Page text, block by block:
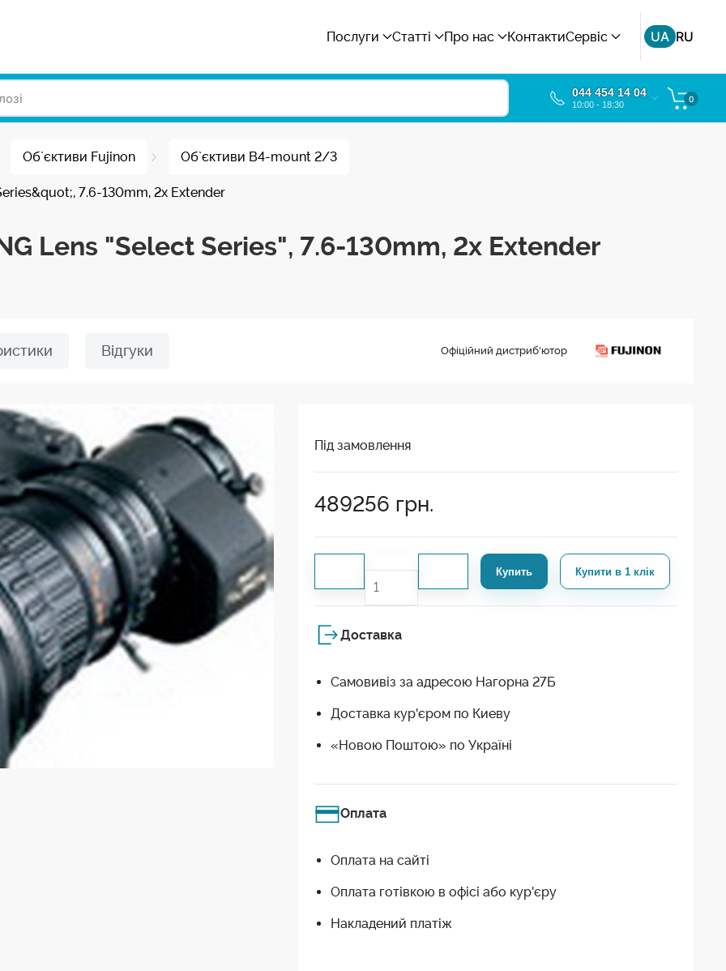
Послуги Статті Про нас КонтактиСервіс UA RU
044 454 14 04
10:00 - 18:30
0
Об`єктиви Fujinon Об`єктиви B4-mount 2/3
7.6-130mm, 2x Extender
Lens "Select Series", 7.6-130mm, 2x Extender
Відгуки Офіційний дистриб'ютор
Під замовлення
489256 грн.
Купить Купити в 1 клік
Доставка
Самовивіз за адресою Нагорна 27Б
Доставка кур'єром по Киеву
«Новою Поштою» по Україні
Оплата
Оплата на сайті
Оплата готівкою в офісі або кур'єру
Накладений платіж